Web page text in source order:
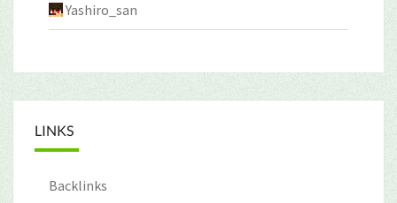
Yashiro_san
LINKS
Backlinks